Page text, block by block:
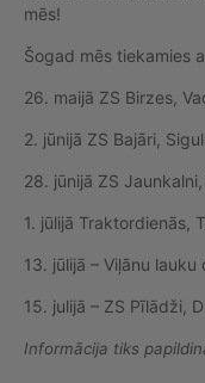
mēs!
Šogad mēs tiekamies
26. maijā ZS Birzes,
2. jūnijā ZS Bajāri,
28. jūnijā ZS
1. jūlijā Traktordienās,
13. jūlijā – Viļānu lauku
15. julijā – ZS Pīlādži,
Informācija tiks